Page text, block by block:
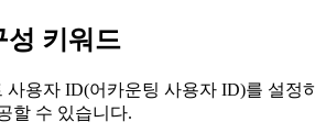
키워드
용자 ID(어카운팅 사용자 ID)를 설
할 수 있습니다.